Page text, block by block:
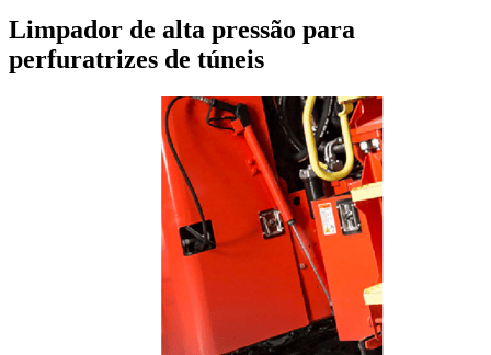
Limpador de alta pressão para
perfuratrizes de túneis